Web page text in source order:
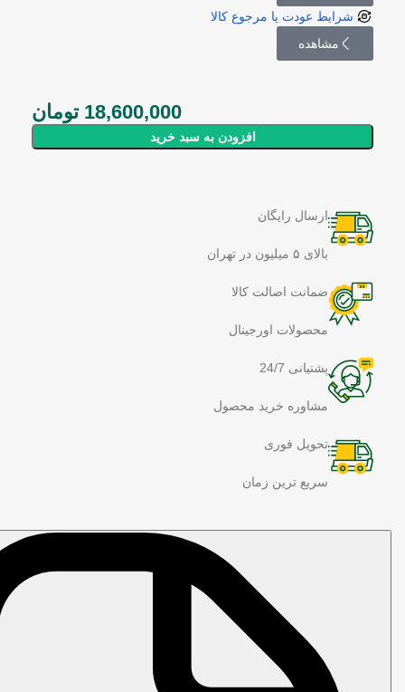
شرایط عودت یا مرجوع کالا
مشاهده
18,600,000 تومان
افزودن به سبد خرید
ارسال رایگان
بالای ۵ میلیون در تهران
ضمانت اصالت کالا
محصولات اورجینال
پشتیانی 24/7
مشاوره خرید محصول
تحویل فوری
سریع ترین زمان